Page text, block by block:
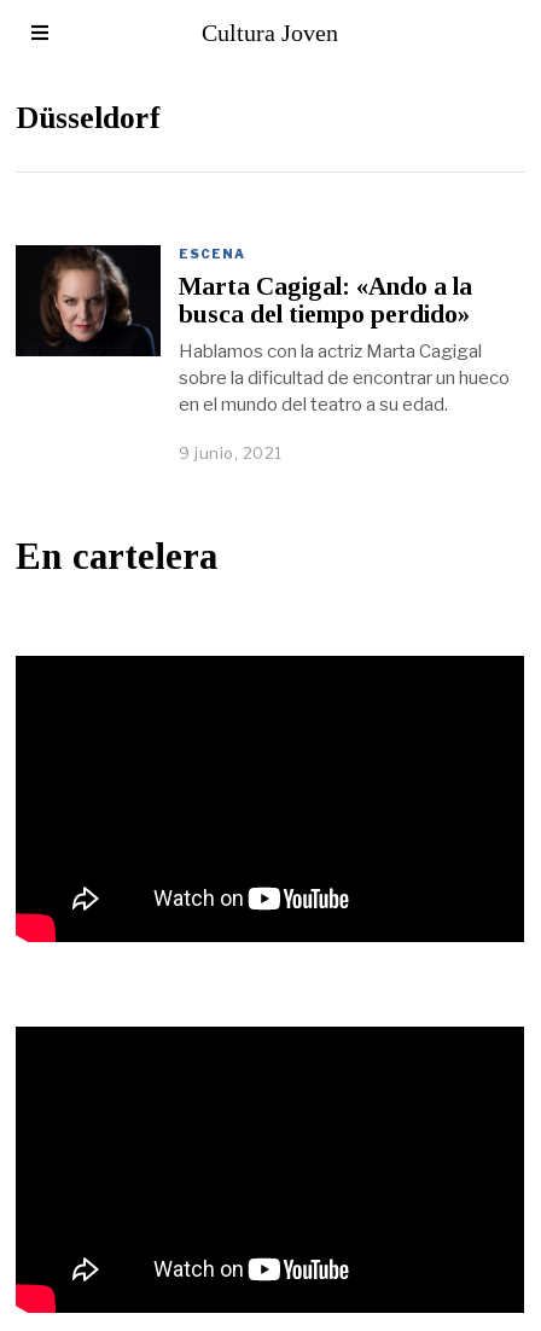
Cultura Joven
Düsseldorf
ESCENA
Marta Cagigal: «Ando a la
busca del tiempo perdido»
Hablamos con la actriz Marta Cagigal
sobre la dificultad de encontrar un hueco
en el mundo del teatro a su edad.
9 junio, 2021
En cartelera